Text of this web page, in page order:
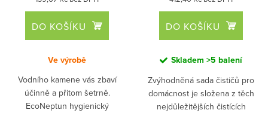
DO KOŠÍKU
Ve výrobě
Vodního kamene vás zbaví
účinně a přitom šetrně.
EcoNeptun hygienický
DO KOŠÍKU
Skladem >5 balení
Zvýhodněná sada čističů pro
domácnost je složena z těch
nejdůležitějších čistících